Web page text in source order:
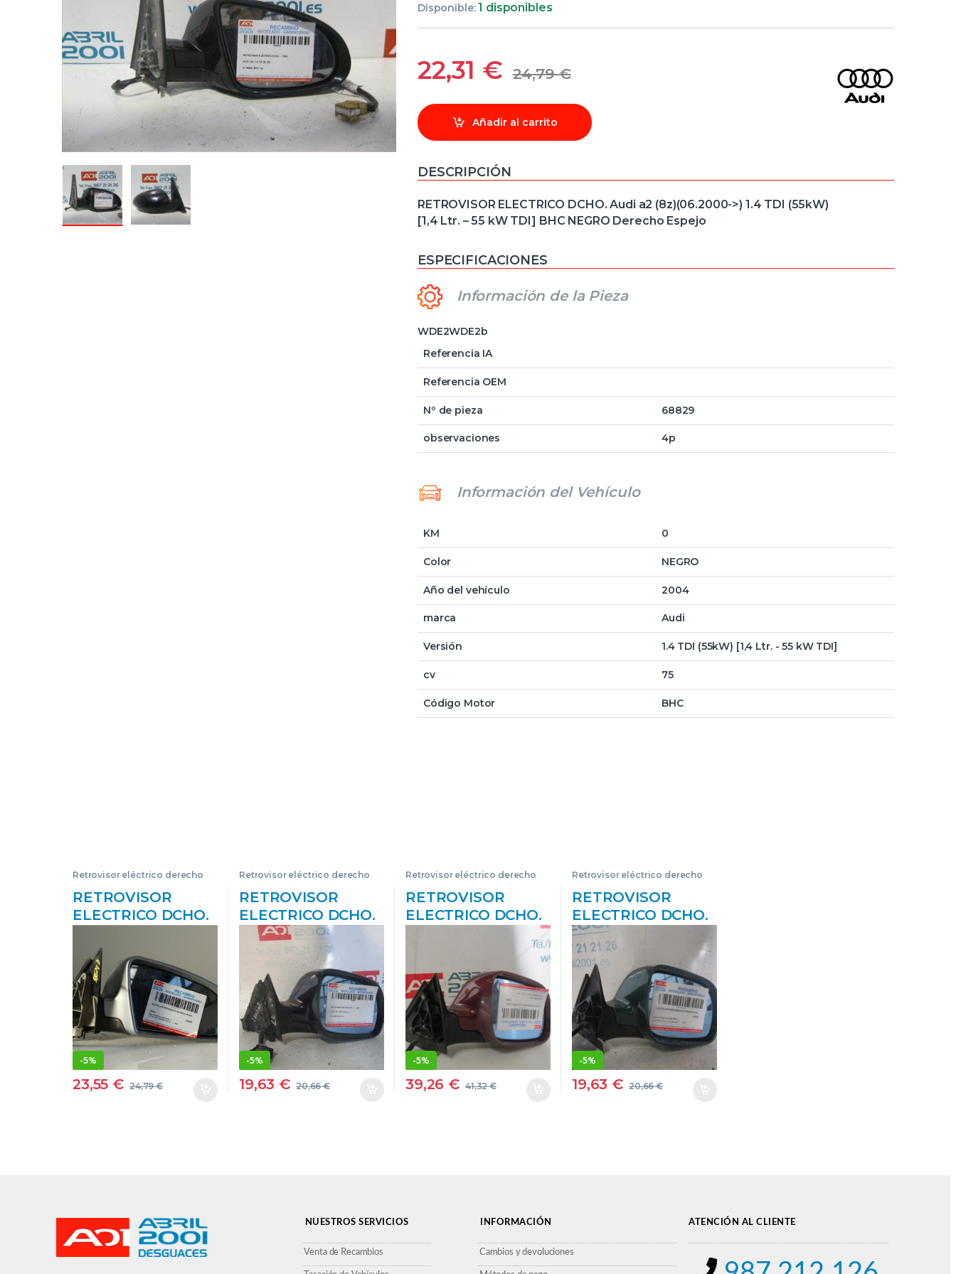
Disponible:1 disponibles
22,31 € 24,79€
Añadir al carrito
DESCRIPCIÓN
RETROVISOR ELECTRICO DCHO. Audi a2 (8z)(06.2000->) 1.4 TDI (55kW)
[1,4 Ltr. – 55 kW TDI] BHC NEGRO Derecho Espejo
ESPECIFICACIONES
Información de la Pieza
WDE2WDE2b
Referencia IA
Referencia OEM
Nº de pieza 68829
observaciones 4p
Información del Vehículo
KM 0
Color NEGRO
Año del vehículo 2004
marca Audi
Versión 1.4 TDI (55kW) [1,4 Ltr. - 55 kW TDI]
cv 75
Código Motor BHC
Retrovisor eléctrico derecho
RETROVISOR
ELECTRICO DCHO.
(8E)(2004->) 2.0 TDI
16V (103KW) [2,0
LTR. – 103 KW TDI]
BLB 50010 GRIS
DERECHO ESPEJO
-5%
23,55 € 24,79€
Retrovisor eléctrico derecho
RETROVISOR
ELECTRICO DCHO.
AUDI A3 (8L)
(09.1996->) 1.9 TDI
AMBIENTE [1,9 LTR.
– 81 KW TDI] AHF
AZUL DERECHO
ESPEJO
-5%
19,63 € 20,66€
Retrovisor eléctrico derecho
RETROVISOR
ELECTRICO DCHO.
AMBIENTE [1,8 LTR.
– 110 KW 20V
TURBO] AGU
GRANATE
DERECHO ESPEJO
-5%
39,26 € 41,32€
Retrovisor eléctrico derecho
RETROVISOR
ELECTRICO DCHO.
AUDI A4 BERLINA
(B5)(1994->) 1.9 TDI
[1,9 LTR. – 81 KW
TDI] AFN VERDE
DERECHO ESPEJO
-5%
19,63 € 20,66€
NUESTROS SERVICIOS
Venta de Recambios
INFORMACIÓN
Cambios y devoluciones
ATENCIÓN AL CLIENTE